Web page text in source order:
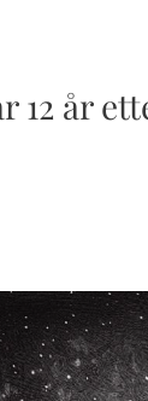
12 år